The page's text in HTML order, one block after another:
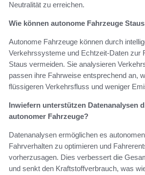
Neutralität zu erreichen.
Wie können autonome Fahrzeuge
Autonome Fahrzeuge können durch
Verkehrssysteme und Echtzeit-Daten zur
Staus vermeiden. Sie analysieren
passen ihre Fahrweise entsprechend an,
flüssigeren Verkehrsfluss und weniger
Inwiefern unterstützen Datenanalysen
autonomer Fahrzeuge?
Datenanalysen ermöglichen es
Fahrverhalten zu optimieren und
vorherzusagen. Dies verbessert die
und senkt den Kraftstoffverbrauch, was